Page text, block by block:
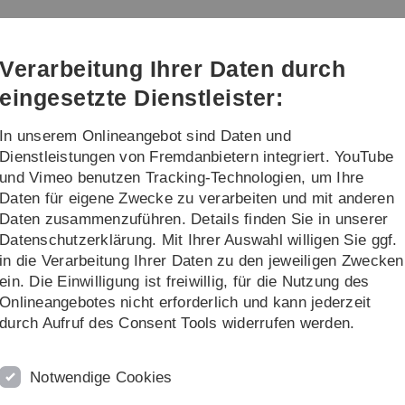
Direkt
Direkt
Direkt
(Sprache,
Drucken,
Social
Direkt
Direkt
Abgeschlossene Projekte Sonderforschungsbereich Transregio 62
62 (SFB TRR-62)
für kognitive technische Systeme" befasst sich mit der
Systeme der Zukunft
-Systeme sind –
Sie orientieren sich an seinen Fähigkeiten,
Befindlichkeit ein. Dabei stehen die Eigenschaften der
Verarbeitung Ihrer Daten durch
eingesetzte Dienstleister:
In unserem Onlineangebot sind Daten und
Dienstleistungen von Fremdanbietern integriert. YouTube
und Vimeo benutzen Tracking-Technologien, um Ihre
Daten für eigene Zwecke zu verarbeiten und mit anderen
Daten zusammenzuführen. Details finden Sie in unserer
Datenschutzerklärung. Mit Ihrer Auswahl willigen Sie ggf.
in die Verarbeitung Ihrer Daten zu den jeweiligen Zwecken
ein. Die Einwilligung ist freiwillig, für die Nutzung des
Onlineangebotes nicht erforderlich und kann jederzeit
durch Aufruf des Consent Tools widerrufen werden.
Notwendige Cookies